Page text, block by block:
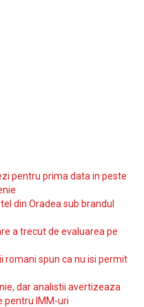
pentru prima data in peste
din Oradea sub brandul
a trecut de evaluarea pe
romani spun ca nu isi permit
dar analistii avertizeaza
pentru IMM-uri